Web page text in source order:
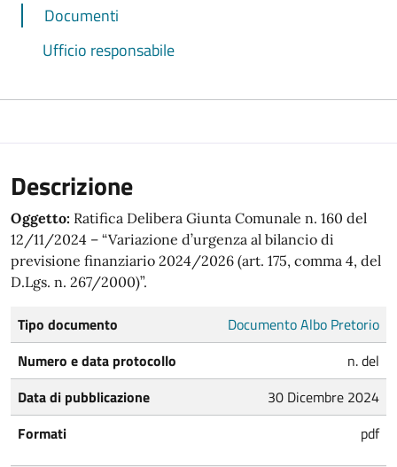
Documenti
Ufficio responsabile
Descrizione
Oggetto: Ratifica Delibera Giunta Comunale n. 160 del
12/11/2024 – “Variazione d’urgenza al bilancio di
previsione finanziario 2024/2026 (art. 175, comma 4, del
D.Lgs. n. 267/2000)”.
Tipo documento
Documento Albo Pretorio
Numero e data protocollo
n. del
Data di pubblicazione
30 Dicembre 2024
Formati
pdf